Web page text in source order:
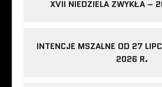
XVII NIEDZIELA ZWYKŁA –
INTENCJE MSZALNE OD 27
2026 R.